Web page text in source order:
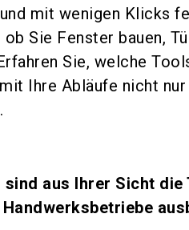
mit wenigen Klicks
ob Sie Fenster bauen,
Sie, welche
Ihre Abläufe nicht
aus Ihrer Sicht